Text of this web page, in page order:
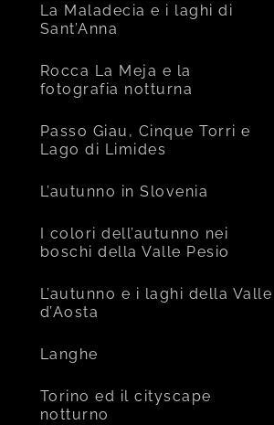
La Maladecia e i laghi di
Sant’Anna
Rocca La Meja e la
fotografia notturna
Passo Giau, Cinque Torri e
Lago di Limides
L’autunno in Slovenia
I colori dell’autunno nei
boschi della Valle Pesio
L’autunno e i laghi della Valle
d’Aosta
Langhe
Torino ed il cityscape
notturno